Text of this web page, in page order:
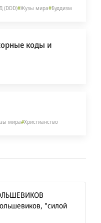
(DDD)#Жузы мира#Буддизм
коды и
мира#Христианство
"силой